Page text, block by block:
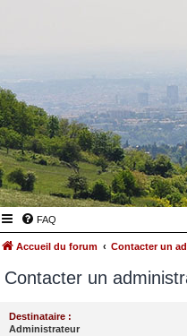
FAQ
Accueil du forum Contacter un
Contacter un
Destinataire :
Administrateur